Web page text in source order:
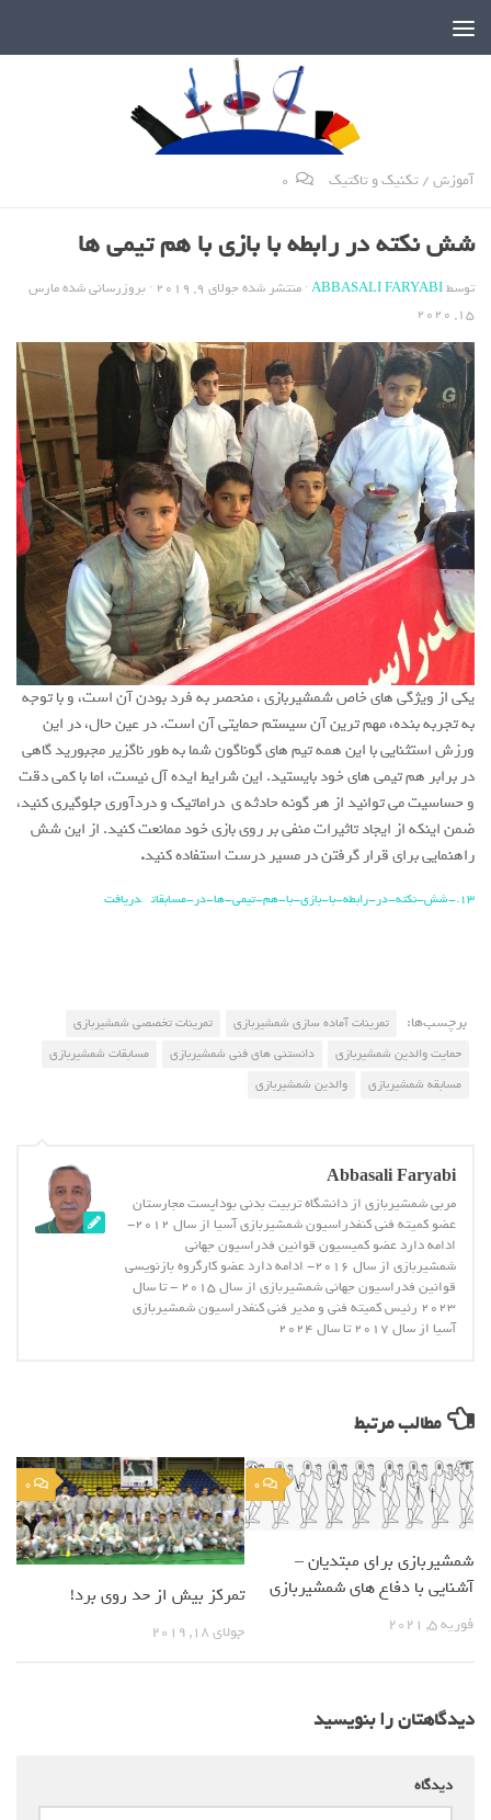
آموزش/تکنیک و تاکتیک 0
شش نکته در رابطه با بازی با هم تیمی ها
توسطABBASALI FARYABI · منتشر شده جولای 9, 2019 · بروزرسانی شدهمارس
15, 2020
یکی از ویژگی های خاص شمشیربازی ، منحصر به فرد بودن آن است، و با توجه
به تجربه بنده، مهم ترین آن سیستم حمایتی آن است. در عین حال، در این
ورزش استثنایی با این همه تیم های گوناگون شما به طور ناگزیر مجبورید گاهی
در برابر هم تیمی های خود بایستید. این شرایط ایده آل نیست، اما با کمی دقت
و حساسیت می توانید از هر گونه حادثه ی دراماتیک و دردآوری جلوگیری کنید،
ضمن اینکه از ایجاد تاثیرات منفی بر روی بازی خود ممانعت کنید. از این شش
راهنمایی برای قرار گرفتن در مسیر درست استفاده کنید.
13.-شش-نکته-در-رابطه-با-بازی-با-هم-تیمی-ها-در-مسابقات دریافت
برچسب‌ها: تمرینات آماده سازی شمشیربازی
تمرینات تخصصی شمشیربازی
حمایت والدین شمشیربازی
دانستنی های فنی شمشیربازی
مسابقات شمشیربازی
مسابقه شمشیربازی
والدین شمشیربازی
Abbasali Faryabi
مربی شمشیربازی از دانشگاه تربیت بدنی بوداپست مجارستان
عضو کمیته فنی کنفدراسیون شمشیربازی آسیا از سال 2012-
ادامه دارد عضو کمیسیون قوانین فدراسیون جهانی
شمشیربازی از سال 2016- ادامه دارد عضو کارگروه بازنویسی
قوانین فدراسیون جهانی شمشیربازی از سال 2015 - تا سال
2023 رئیس کمیته فنی و مدیر فنی کنفدراسیون شمشیربازی
آسیا از سال 2017 تا سال 2024
مطالب مرتبط
0
شمشیربازی برای مبتدیان –
آشنایی با دفاع های شمشیربازی
فوریه 5, 2021
0
تمرکز بیش از حد روی برد!
جولای 18, 2019
دیدگاهتان را بنویسید
دیدگاه